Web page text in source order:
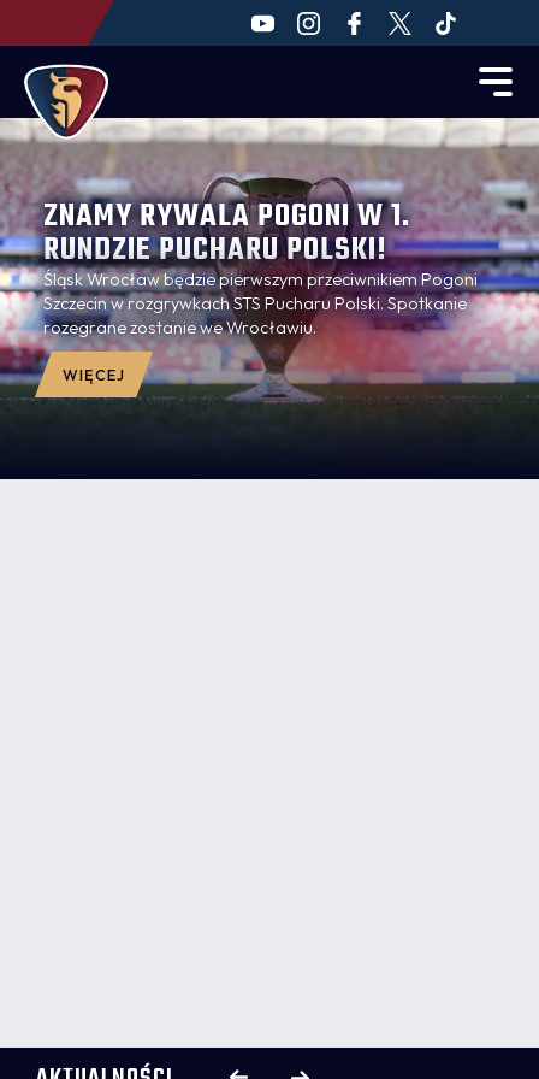
ZNAMY RYWALA POGONI W 1.
RUNDZIE PUCHARU POLSKI!
Śląsk Wrocław będzie pierwszym przeciwnikiem Pogoni
Szczecin w rozgrywkach STS Pucharu Polski. Spotkanie
rozegrane zostanie we Wrocławiu.
WIĘCEJ